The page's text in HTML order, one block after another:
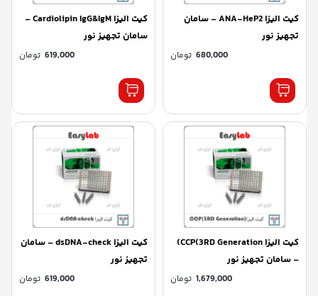
کیت الیزا ANA-HeP2 – سامان
تجهیز نور
680,000 تومان
کیت الیزا Cardiolipin IgG&IgM –
سامان تجهیز نور
619,000 تومان
کیت الیزا CCP(3RD Generation)
– سامان تجهیز نور
1,679,000 تومان
کیت الیزا dsDNA-check – سامان
تجهیز نور
619,000 تومان